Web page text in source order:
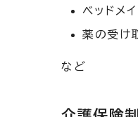
ベッドメイ
薬の受け
など